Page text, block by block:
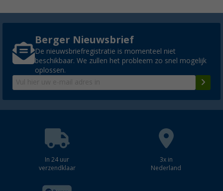
Berger Nieuwsbrief
De nieuwsbriefregistratie is momenteel niet
beschikbaar. We zullen het probleem zo snel mogelijk
oplossen.
In 24 uur
verzendklaar
3x in
Nederland